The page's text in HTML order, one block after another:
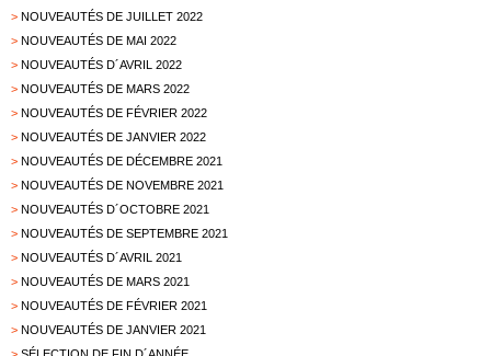
> NOUVEAUTÉS DE JUILLET 2022
> NOUVEAUTÉS DE MAI 2022
> NOUVEAUTÉS D´AVRIL 2022
> NOUVEAUTÉS DE MARS 2022
> NOUVEAUTÉS DE FÉVRIER 2022
> NOUVEAUTÉS DE JANVIER 2022
> NOUVEAUTÉS DE DÉCEMBRE 2021
> NOUVEAUTÉS DE NOVEMBRE 2021
> NOUVEAUTÉS D´OCTOBRE 2021
> NOUVEAUTÉS DE SEPTEMBRE 2021
> NOUVEAUTÉS D´AVRIL 2021
> NOUVEAUTÉS DE MARS 2021
> NOUVEAUTÉS DE FÉVRIER 2021
> NOUVEAUTÉS DE JANVIER 2021